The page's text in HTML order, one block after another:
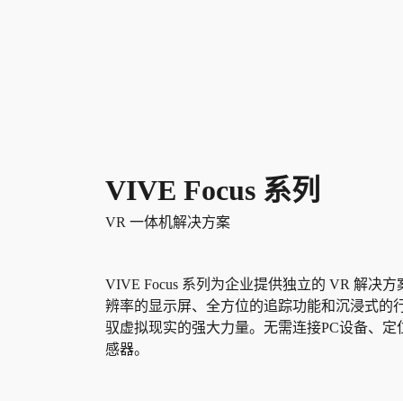
VIVE Focus 系列
VR 一体机解决方案
VIVE Focus 系列为企业提供独立的 VR 解决方
辨率的显示屏、全方位的追踪功能和沉浸式的
驭虚拟现实的强大力量。无需连接PC设备、定
感器。